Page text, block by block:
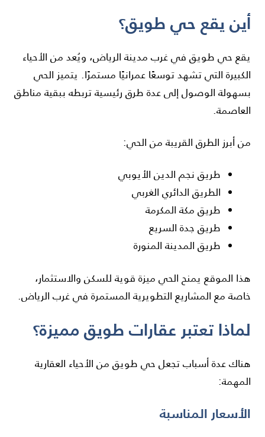
أين يقع حي طويق؟
يقع حي طويق في غرب مدينة الرياض، ويُعد من الأحياء
الكبيرة التي تشهد توسعًا عمرانيًا مستمرًا. يتميز الحي
بسهولة الوصول إلى عدة طرق رئيسية تربطه ببقية مناطق
العاصمة.
من أبرز الطرق القريبة من الحي:
طريق نجم الدين الأيوبي
الطريق الدائري الغربي
طريق مكة المكرمة
طريق جدة السريع
طريق المدينة المنورة
هذا الموقع يمنح الحي ميزة قوية للسكن والاستثمار،
خاصة مع المشاريع التطويرية المستمرة في غرب الرياض.
لماذا تعتبر عقارات طويق مميزة؟
هناك عدة أسباب تجعل حي طويق من الأحياء العقارية
المهمة:
الأسعار المناسبة